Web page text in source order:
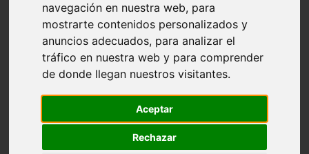
navegación en nuestra web, para
mostrarte contenidos personalizados y
anuncios adecuados, para analizar el
tráfico en nuestra web y para comprender
de donde llegan nuestros visitantes.
Aceptar
Rechazar
21 árboles perfectos para cultivar en macetas y
contenedores de exterior